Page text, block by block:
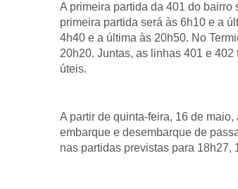
A primeira partida da 401 do bairro
primeira partida será às 6h10 e a
4h40 e a última às 20h50. No
20h20. Juntas, as linhas 401 e
úteis.
A partir de quinta-feira, 16 de
embarque e desembarque de
nas partidas previstas para 18h27,